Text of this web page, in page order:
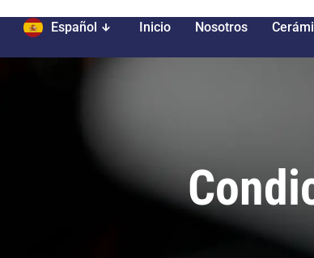
Español Inicio Nosotros